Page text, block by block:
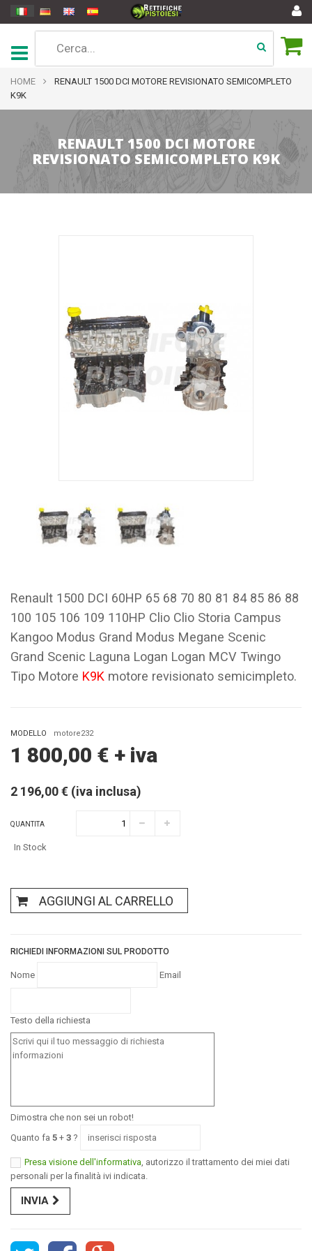
HOME
RENAULT 1500 DCI MOTORE REVISIONATO SEMICOMPLETO
K9K
RENAULT 1500 DCI MOTORE
REVISIONATO SEMICOMPLETO K9K
Renault 1500 DCI 60HP 65 68 70 80 81 84 85 86 88
100 105 106 109 110HP Clio Clio Storia Campus
Kangoo Modus Grand Modus Megane Scenic
Grand Scenic Laguna Logan Logan MCV Twingo
Tipo Motore K9K motore revisionato semicimpleto.
MODELLO motore232
1 800,00 € + iva
2 196,00 € (iva inclusa)
QUANTITA
In Stock
AGGIUNGI AL CARRELLO
RICHIEDI INFORMAZIONI SUL PRODOTTO
Nome Email
Testo della richiesta
Dimostra che non sei un robot!
Quanto fa 5 + 3 ?
Presa visione dell'informativa , autorizzo il trattamento dei miei dati
personali per la finalità ivi indicata.
INVIA